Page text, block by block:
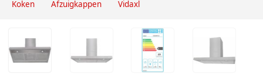
Koken Afzuigkappen Vidaxl